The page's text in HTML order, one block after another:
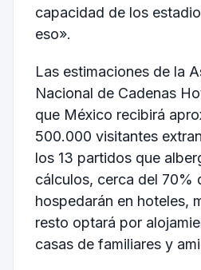
capacidad de los
eso».
Las estimaciones de la
Nacional de Cadenas
que México recibirá
500.000 visitantes
los 13 partidos que
cálculos, cerca del 70%
hospedarán en hoteles,
resto optará por
casas de familiares y